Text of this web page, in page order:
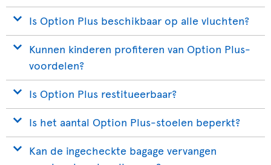
Is Option Plus beschikbaar op alle vluchten?
Kunnen kinderen profiteren van Option Plus-
voordelen?
Is Option Plus restitueerbaar?
Is het aantal Option Plus-stoelen beperkt?
Kan de ingecheckte bagage vervangen